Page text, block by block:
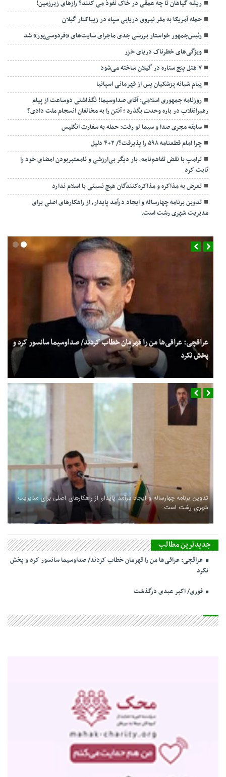
ریشه گیاهان تا چه عمقی در خاک نفوذ می کنند؟ رازهای زیرزمین!
حمله آمریکا به مقر نیروی دریایی سپاه در زیباکنار گیلان
رئیس‌جمهور خواستار بررسی جدی ماجرای سایت‌های «فردوسی‌پور» شد
ویژگی‌های خطرناک دریای خزر
۷ هتل پنج ستاره در گیلان ساخته می‌شود
پیام شبانه پزشکیان پس از قهرمانی اسپانیا
روزنامه جمهوری اسلامی: آقای صداوسیما! نگذاشتی دوساعت از پیام
رهبرانقلاب در باره وحدت بگذرد ؛ آنتن را به مخالفان انسجام ملت دادی؟
سابقه مجری صدا و سیما لو رفت: حمله به سفارت انگلیس
چرا امام قطعنامه ۵۹۸ را پذیرفت؟/ ۲+۴ دلیل
ترامپ با نقض تفاهم‌نامه، بار دیگر بی‌ارزشی و نامعتبربودن امضای خود را
ثابت کرد
تعرض به مذاکره و مذاکره‌کنندگان هیچ نسبتی با اسلام ندارد
تدوین برنامه چهارساله و ایجاد درآمد پایدار، از راهکارهای اصلی برای
مدیریت شهری رشت است.
عراقچی: عراقی‌ها من را قهرمان خطاب کردند/ صداوسیما سانسور کرد و
پخش نکرد
تدوین برنامه چهارساله و ایجاد درآمد پایدار، از راهکارهای اصلی برای مدیریت
شهری رشت است.
جدیدترین مطالب
عراقچی: عراقی‌ها من را قهرمان خطاب کردند/ صداوسیما سانسور کرد و پخش
نکرد
فوری/ اکبر عبدی درگذشت